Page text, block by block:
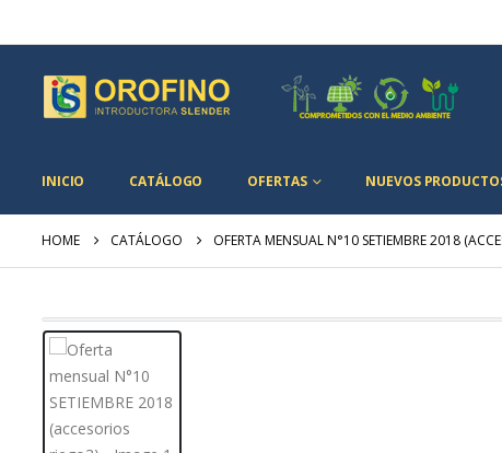
INICIO CATÁLOGO OFERTAS NUEVOS
HOME CATÁLOGO OFERTA MENSUAL N°10 SETIEMBRE 2018